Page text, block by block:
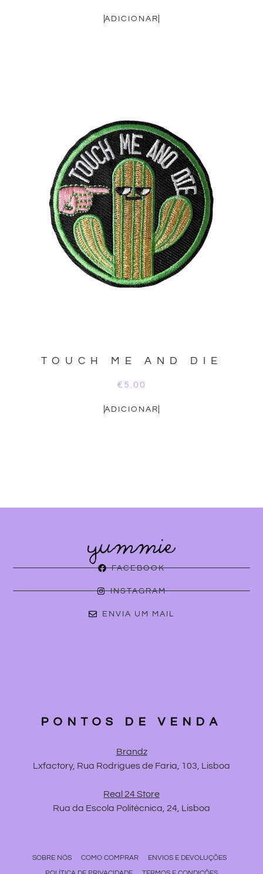
ADICIONAR
TOUCH ME AND DIE
€ 5.00
ADICIONAR
FACEBOOK
INSTAGRAM
ENVIA UM MAIL
PONTOS DE VENDA
Brandz
Lxfactory, Rua Rodrigues de Faria, 103, Lisboa
Real 24 Store
Rua da Escola Politécnica, 24, Lisboa
SOBRE NÓS COMO COMPRAR
ENVIOS E DEVOLUÇÕES